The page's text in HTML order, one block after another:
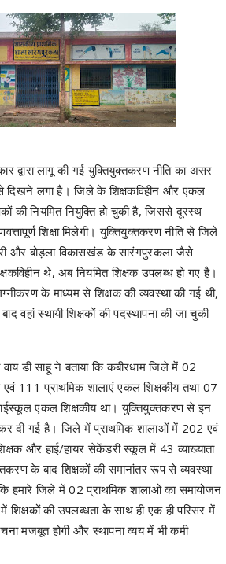
लागू की गई युक्तियुक्तकरण नीति का असर
दिखने लगा है। जिले के शिक्षकविहीन और एकल
की नियमित नियुक्ति हो चुकी है, जिससे दूरस्थ
शिक्षा मिलेगी। युक्तियुक्तकरण नीति से जिले
और बोड़ला विकासखंड के सारंगपुरकला जैसे
थे, अब नियमित शिक्षक उपलब्ध हो गए है।
के माध्यम से शिक्षक की व्यवस्था की गई थी,
वहां स्थायी शिक्षकों की पदस्थापना की जा चुकी
डी साहू ने बताया कि कबीरधाम जिले में 02
एवं 111 प्राथमिक शालाएं एकल शिक्षकीय तथा 07
एकल शिक्षकीय था। युक्तियुक्तकरण से इन
कर दी गई है। जिले में प्राथमिक शालाओं में 202 एवं
और हाई/हायर सेकेंडरी स्कूल में 43 व्याख्याता
के बाद शिक्षकों की समानांतर रूप से व्यवस्था
हमारे जिले में 02 प्राथमिक शालाओं का समायोजन
शिक्षकों की उपलब्धता के साथ ही एक ही परिसर में
मजबूत होगी और स्थापना व्यय में भी कमी